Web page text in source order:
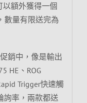
以額外獲得一個
數量有限送完為
銷中，像是輸出
HE、ROG
Trigger快速觸
詢率，兩款都送